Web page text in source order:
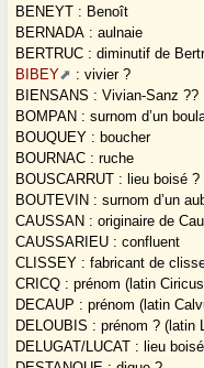
BENEYT : Benoît
BERNADA : aulnaie
BERTRUC : diminutif de
BIBEY
: vivier ?
BIENSANS : Vivian-Sanz ??
BOMPAN : surnom d’un
BOUQUEY : boucher
BOURNAC : ruche
BOUSCARRUT : lieu boisé ?
BOUTEVIN : surnom d’un
CAUSSAN : originaire de
CAUSSARIEU : confluent
CLISSEY : fabricant de
CRICQ : prénom (latin
DECAUP : prénom (latin
DELOUBIS : prénom ? (latin
DELUGAT/LUCAT : lieu boisé